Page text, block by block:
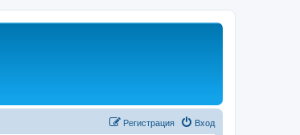
Вход
Регистрация